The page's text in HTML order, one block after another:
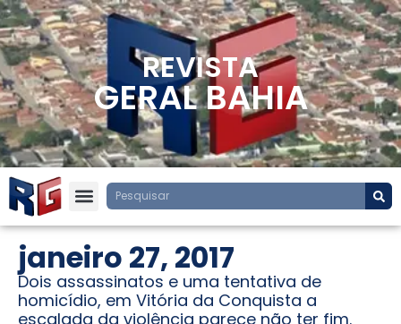
REVISTA
GERAL BAHIA
janeiro 27, 2017
Dois assassinatos e uma tentativa de
homicídio, em Vitória da Conquista a
escalada da violência parece não ter fim.